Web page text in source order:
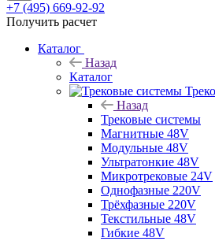
+7 (495) 669-92-92
Получить расчет
Каталог
Назад
Каталог
Назад
Трековые системы
Магнитные 48V
Модульные 48V
Ультратонкие 48V
Микротрековые 24V
Однофазные 220V
Трёхфазные 220V
Текстильные 48V
Гибкие 48V